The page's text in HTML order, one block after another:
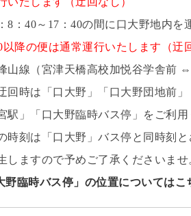
40～17：40の間に口大野地内を
降の便は通常運行いたします（迂
線（宮津天橋高校加悦谷学舎前 ⇔
は「口大野」「口大野団地前」
」「口大野臨時バス停」をご利用
は「口大野」バス停と同時刻と
ますので予めご了承くださいませ
臨時バス停」の位置についてはこ